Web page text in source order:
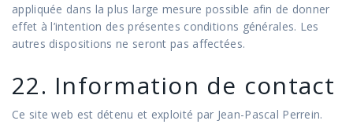
appliquée dans la plus large mesure possible afin de donner
effet à l’intention des présentes conditions générales. Les
autres dispositions ne seront pas affectées.
22. Information de contact
Ce site web est détenu et exploité par Jean-Pascal Perrein.